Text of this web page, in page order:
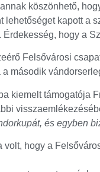
köszönhető,
lehetőséget kapott a
Érdekesség, hogy a
Felsővárosi
második
kiemelt támogatója
és egyben
volt, hogy a